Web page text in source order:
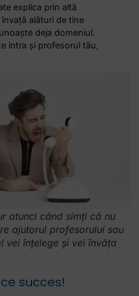
explica prin altă
alături de tine
deja domeniul.
intra şi profesorul tău,
atunci când simţi că nu
ajutorul profesorului sau
vei înţelege şi vei învăţa
succes!